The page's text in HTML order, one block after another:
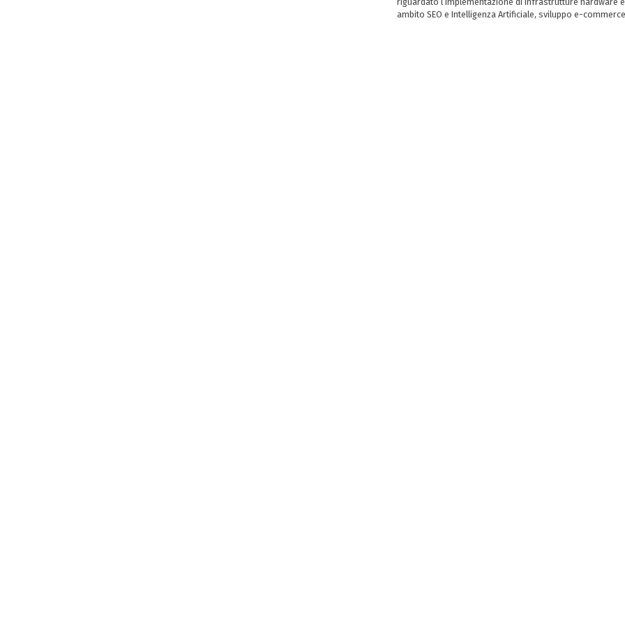
ambito SEO e Intelligenza Artificiale, sviluppo e-commerce